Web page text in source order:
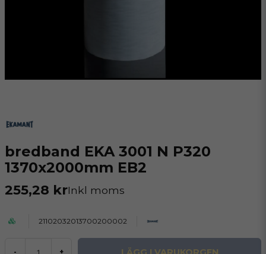
bredband EKA 3001 N P320
1370x2000mm EB2
255,28 krInkl moms
21102032013700200002
- +